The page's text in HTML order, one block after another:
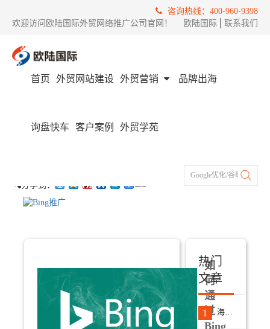
咨询热线：400-960-9398
欢迎访问欧陆国际外贸网络推广公司官网！
欧陆国际 联系我们
首页 外贸网站建设 外贸营销 品牌出海
询盘快车 客户案例 外贸学苑
Google优化/谷歌推广/
分享到： 更多
如
何
通
过
Bing
热门
文章
1 海外营销知名服务商欧陆国际服务升级，新官网正式上线